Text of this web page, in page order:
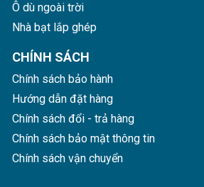
Ô dù ngoài trời
Nhà bạt lắp ghép
CHÍNH SÁCH
Chính sách bảo hành
Hướng dẫn đặt hàng
Chính sách đổi - trả hàng
Chính sách bảo mật thông tin
Chính sách vận chuyển